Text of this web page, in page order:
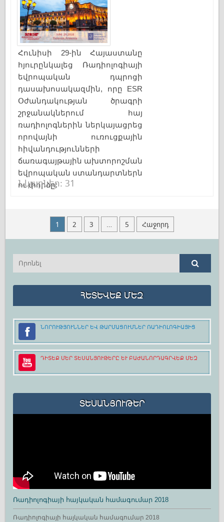
Հունիսի 29-ին Հայաստանը
հյուրընկալեց Ռադիոլոգիայի
եվրոպական դպրոցի
դասախոսակազմին, որը ESR
Օժանդակության ծրագրի
շրջանակներում հայ
ռադիոլոգներին ներկայացրեց
որովայնի ուռուցքային
հիվանդությունների
ճառագայթային ախտորոշման
եվրոպական ստանդարտներն
ու փորձը:
Նկարներ: 31
1 2 3 … 5 Հաջորդ
ՀԵՏԵՎԵՔ ՄԵԶ
ՆՈՐՈՒԹՅՈՒՆՆԵՐ ԵՎ ԹԱՐՄԱՑՈՒՄՆԵՐ ՌԱԴԻՈԼՈԳԻԱՅԻՑ
ԴԻՏԵՔ ՄԵՐ ՏԵՍԱՆՅՈՒԹԵՐԸ ԵՒ ԲԱԺԱՆՈՐԴԱԳՐՎԵՔ ՄԵԶ
ՏԵՍԱՆՅՈՒԹԵՐ
Ռադիոլոգիայի հայկական համագումար 2018
Ռադիոլոգիայի հայկական համագումար 2018